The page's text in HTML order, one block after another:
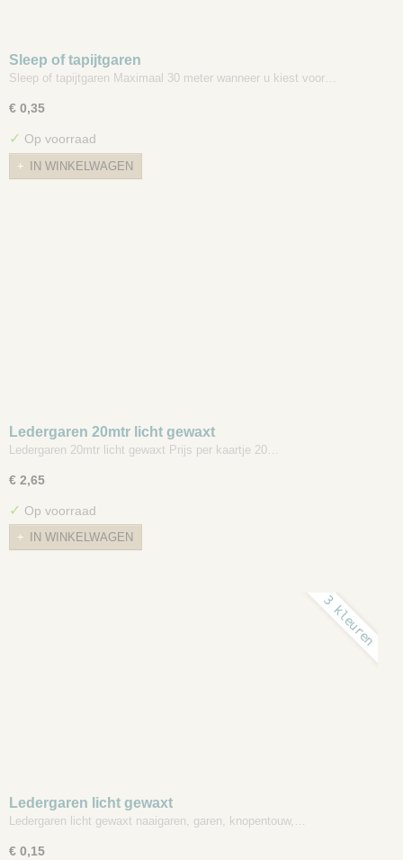
Sleep of tapijtgaren
Sleep of tapijtgaren Maximaal 30 meter wanneer u kiest voor…
€ 0,35
✓ Op voorraad
IN WINKELWAGEN
Ledergaren 20mtr licht gewaxt
Ledergaren 20mtr licht gewaxt Prijs per kaartje 20…
€ 2,65
✓ Op voorraad
IN WINKELWAGEN
3 kleuren
Ledergaren licht gewaxt
Ledergaren licht gewaxt naaigaren, garen, knopentouw,…
€ 0,15